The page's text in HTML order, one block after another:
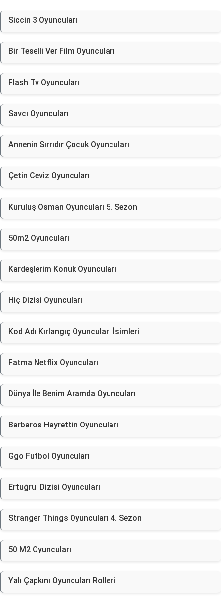
Siccin 3 Oyuncuları
Bir Teselli Ver Film Oyuncuları
Flash Tv Oyuncuları
Savcı Oyuncuları
Annenin Sırrıdır Çocuk Oyuncuları
Çetin Ceviz Oyuncuları
Kuruluş Osman Oyuncuları 5. Sezon
50m2 Oyuncuları
Kardeşlerim Konuk Oyuncuları
Hiç Dizisi Oyuncuları
Kod Adı Kırlangıç Oyuncuları İsimleri
Fatma Netflix Oyuncuları
Dünya İle Benim Aramda Oyuncuları
Barbaros Hayrettin Oyuncuları
Ggo Futbol Oyuncuları
Ertuğrul Dizisi Oyuncuları
Stranger Things Oyuncuları 4. Sezon
50 M2 Oyuncuları
Yalı Çapkını Oyuncuları Rolleri